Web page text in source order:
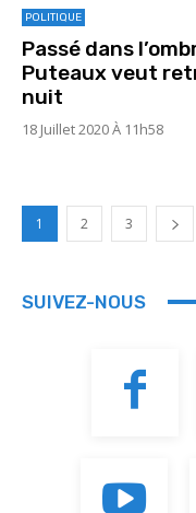
POLITIQUE
Passé dans
Puteaux veut
nuit
18 Juillet 2020 À 11h58
1 2 3
SUIVEZ-NOUS